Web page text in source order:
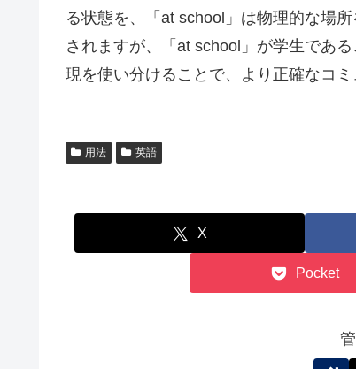
る状態を、「at school」は物理的な場
されますが、「at school」が学生であ
現を使い分けることで、より正確なコ
用法 英語
X
Pocket